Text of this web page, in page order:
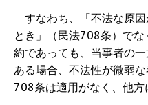
すなわち、「不法な原
とき」（民法708条）で
約であっても、当事者の
ある場合、不法性が微弱
708条は適用がなく、他方